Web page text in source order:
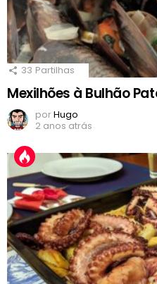
33 Partilhas
Mexilhões à Bulhão
porHugo
2 anos atrás